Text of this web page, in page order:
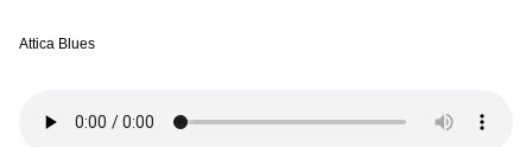
Attica Blues